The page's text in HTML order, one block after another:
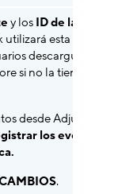
y los ID de la tienda
utilizará esta
descarguen tu
si no la tienen
desde Adjust,
los eventos in-
.